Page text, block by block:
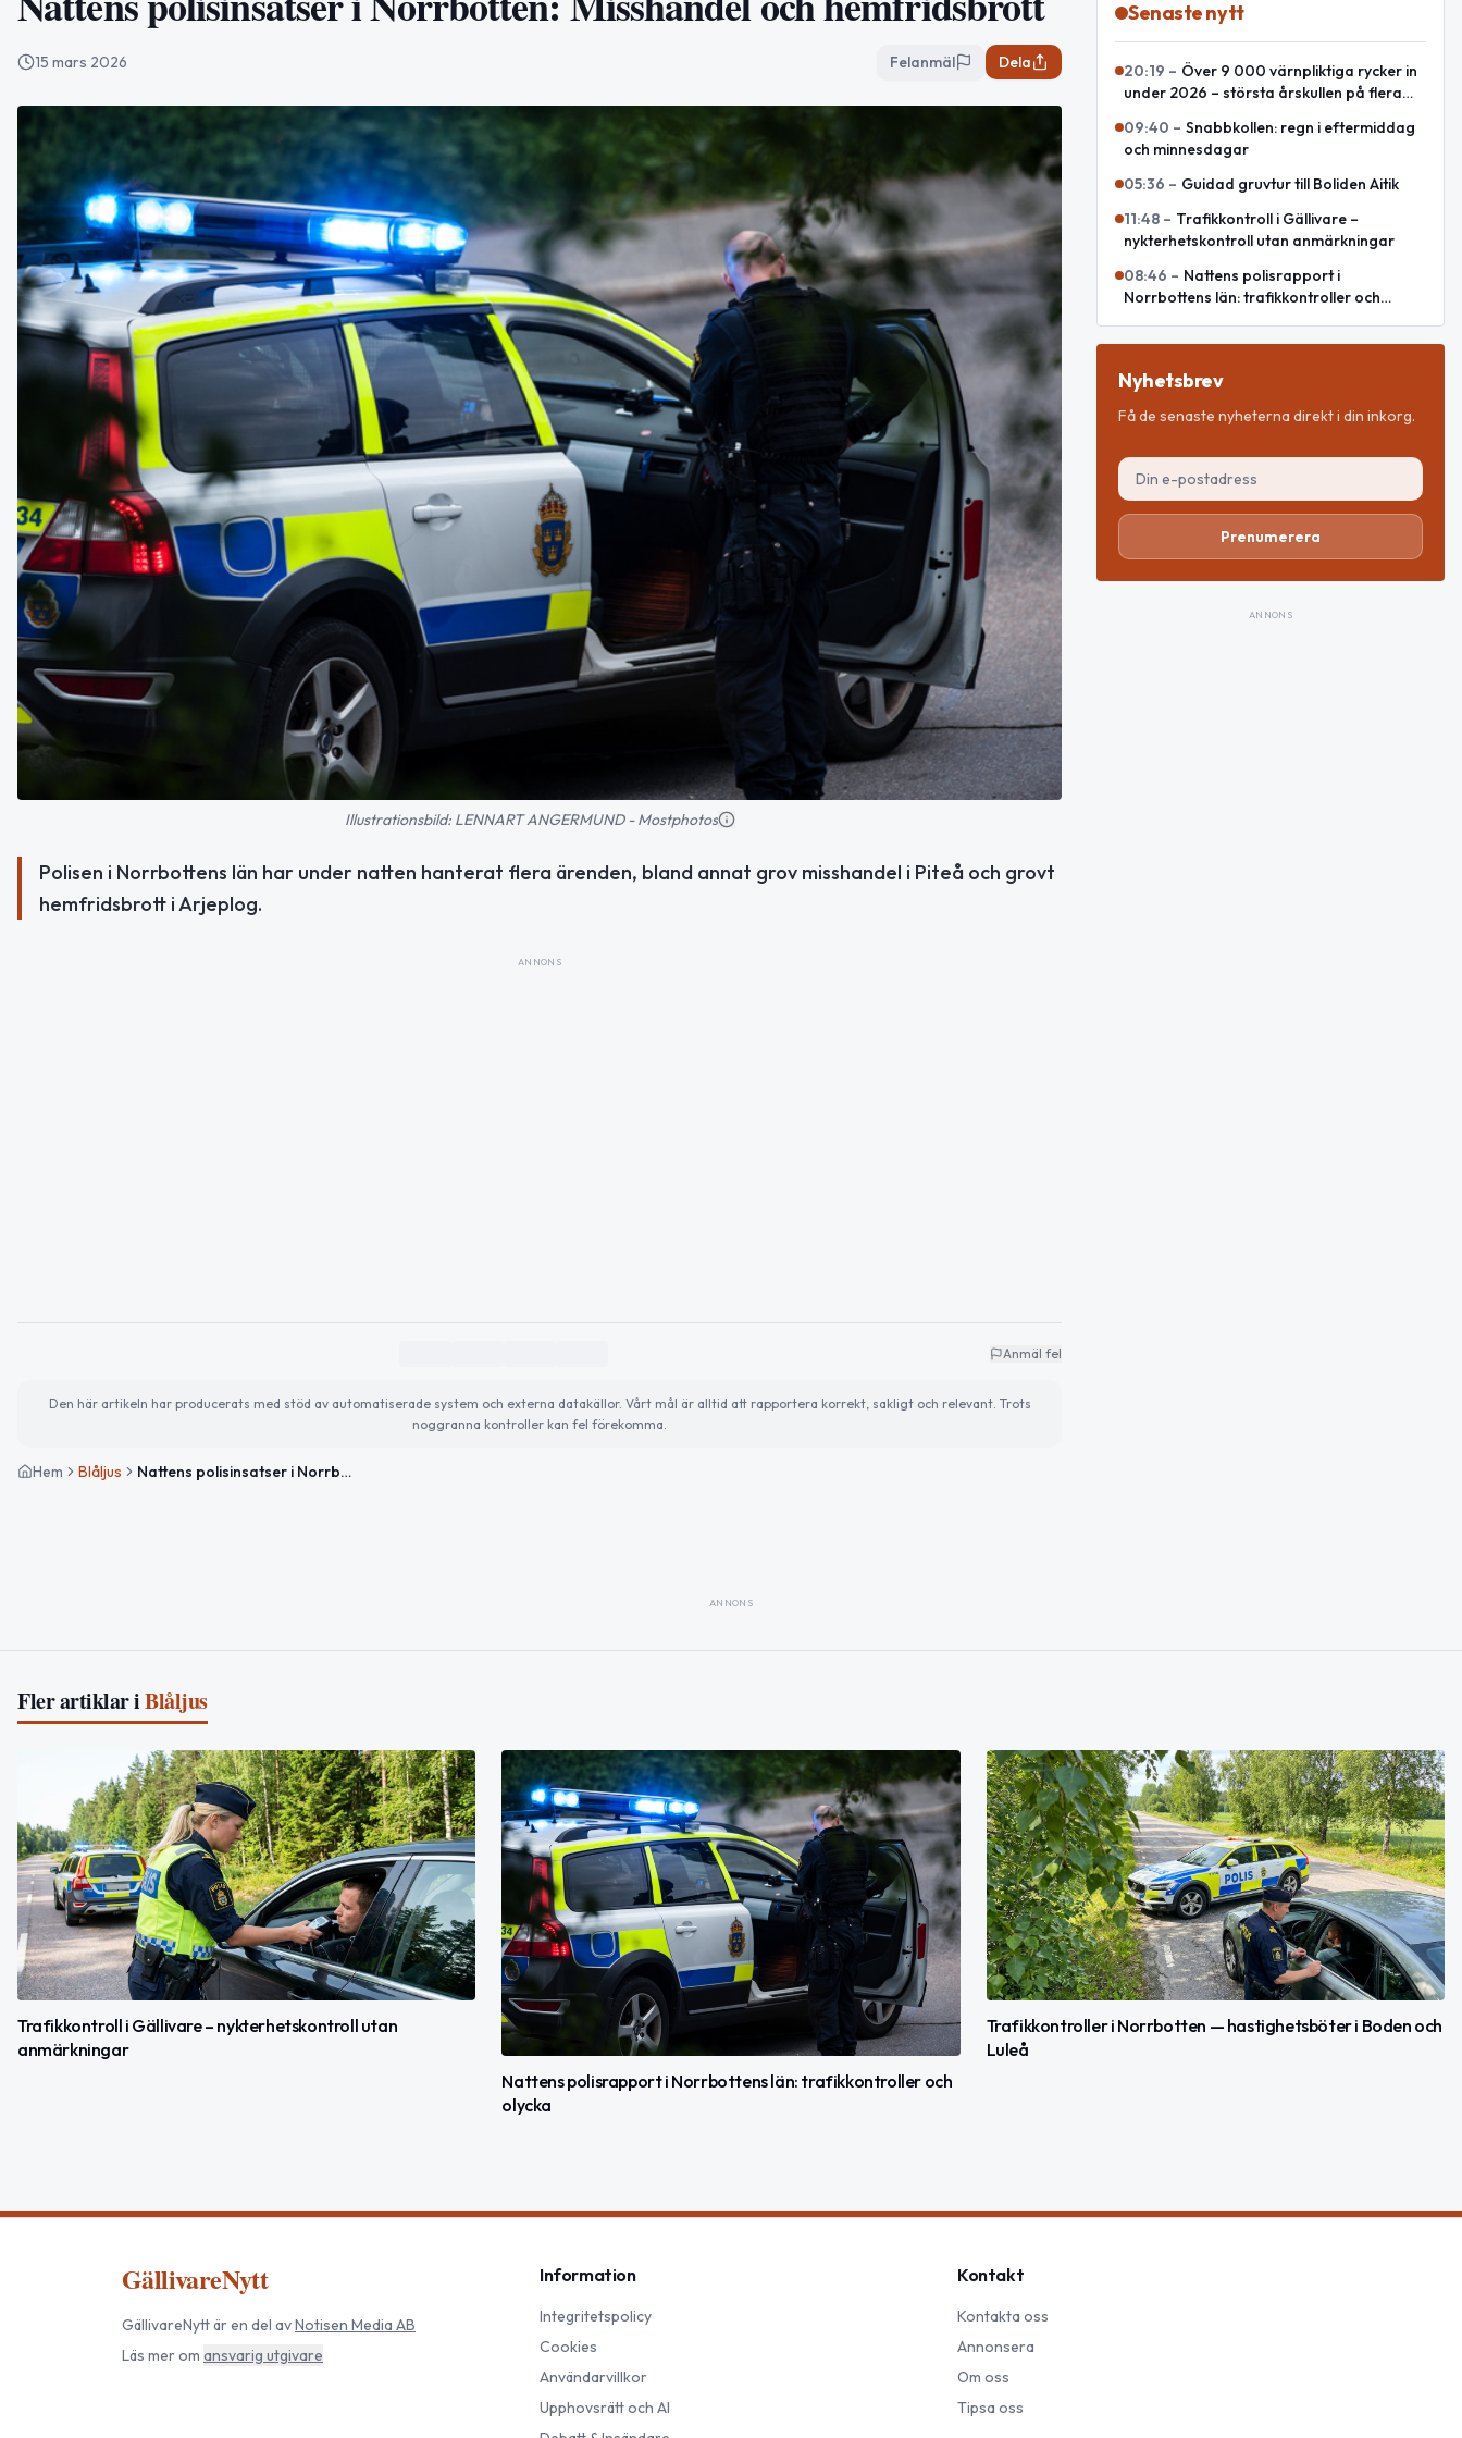
15 mars 2026 Felanmäl Dela
Illustrationsbild: LENNART ANGERMUND - Mostphotos
Polisen i Norrbottens län har under natten hanterat flera ärenden, bland annat grov misshandel i Piteå och grovt
hemfridsbrott i Arjeplog.
ANNONS
Anmäl fel
Den här artikeln har producerats med stöd av automatiserade system och externa datakällor. Vårt mål är alltid att rapportera korrekt, sakligt och relevant. Trots
noggranna kontroller kan fel förekomma.
Hem Blåljus Nattens polisinsatser i Norrbotten: Misshandel och hemfridsbrott
Senaste nytt
20:19 – Över 9 000 värnpliktiga rycker in
under 2026 – största årskullen på flera
09:40 – Snabbkollen: regn i eftermiddag
och minnesdagar
05:36 – Guidad gruvtur till Boliden Aitik
11:48 – Trafikkontroll i Gällivare –
nykterhetskontroll utan anmärkningar
08:46 – Nattens polisrapport i
Norrbottens län: trafikkontroller och
Nyhetsbrev
Få de senaste nyheterna direkt i din inkorg.
Prenumerera
ANNONS
ANNONS
Fler artiklar iBlåljus
Trafikkontroll i Gällivare – nykterhetskontroll utan
anmärkningar
Nattens polisrapport i Norrbottens län: trafikkontroller och
olycka
Trafikkontroller i Norrbotten — hastighetsböter i Boden och
Luleå
GällivareNytt
GällivareNyttär en del avNotisen Media AB
Läs mer om ansvarig utgivare
Information
Integritetspolicy
Cookies
Användarvillkor
Upphovsrätt och AI
Kontakt
Kontakta oss
Annonsera
Om oss
Tipsa oss